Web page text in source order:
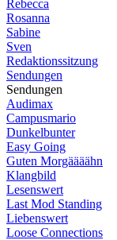
Rebecca
Rosanna
Sabine
Sven
Redaktionssitzung
Sendungen
Sendungen
Audimax
Campusmario
Dunkelbunter
Easy Going
Guten Morgäääähn
Klangbild
Lesenswert
Last Mod Standing
Liebenswert
Loose Connections